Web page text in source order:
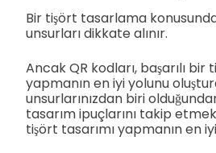
Bir tişört tasarlama
unsurları dikkate alınır.
Ancak QR kodları, başarılı bir
yapmanın en iyi yolunu
unsurlarınızdan biri
tasarım ipuçlarını takip
tişört tasarımı yapmanın en